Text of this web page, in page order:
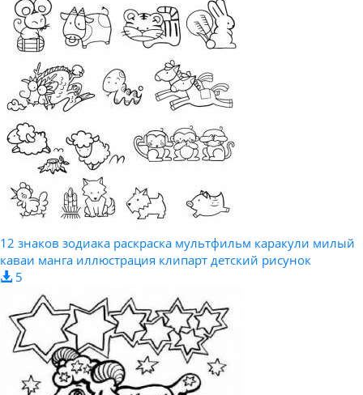
12 знаков зодиака раскраска мультфильм каракули милый
каваи манга иллюстрация клипарт детский рисунок
5